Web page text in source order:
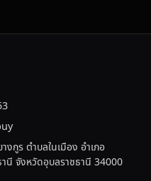
กูร ตำบลในเมือง อำเภอ
านี จังหวัดอุบลราชธานี 34000